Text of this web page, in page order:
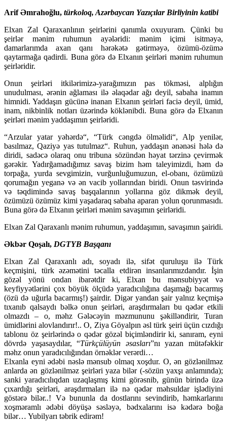
Arif Əmrahoğlu, türkoloq, Azərbaycan Yazıçılar Birliyinin katibi
Elxan Zal Qaraxanlının şeirlərini qanımla oxuyuram. Çünki bu
şeirlər mənim ruhumun ayələridi: mənim içimi isitməyə,
damarlarımda axan qanı hərəkətə gətirməyə, özümü-özümə
qaytarmağa qadirdi. Buna görə də Elxanın şeirləri mənim ruhumun
şeirləridir.
Onun şeirləri itkilərimizə-yarağımızın pas tökməsi, alplığın
unudulması, ərənin ağlaması ilə əlaqədar ağı deyil, sabaha inamın
himnidi. Yaddaşın gücünə inanan Elxanın şeirləri faciə deyil, ümid,
inam, nikbinlik notları üzərində köklənibdi. Buna görə də Elxanın
şeirləri mənim yaddaşımın şeirləridi.
“Arzular yatar yəhərdə“, “Türk cəngdə ölməlidi“, Alp yenilər,
basılmaz, Qaziyə yas tutulmaz“. Ruhun, yaddaşın ənənəsi hələ də
diridi, sadəcə olaraq onu tribuna sözündən həyat tərzinə çevirmək
gərəkir. Yadırğamadığımız savaş bizim həm taleyimizdi, həm də
torpağa, yurda sevgimizin, vurğunluğumuzun, el-obanı, özümüzü
qorumağın yeganə və ən vacib yollarından biridi. Onun təsvirində
və təqdimində savaş başqalarının yollarına göz dikmək deyil,
özümüzü özümüz kimi yaşadaraq sabaha aparan yolun qorunmasıdı.
Buna görə də Elxanın şeirləri mənim savaşımın şeirləridi.
Elxan Zal Qaraxanlı mənim ruhumun, yaddaşımın, savaşımın şairidi.
Əkbər Qoşalı, DGTYB Başqanı
Elxan Zal Qaraxanlı adı, soyadı ilə, sifət quruluşu ilə Türk
keçmişini, türk əzəmətini təcalla etdirən insanlarımızdandır. İşin
gözəl yönü ondan ibarətdir ki, Elxan bu mənsubiyyət və
keyfiyyətlərini çox böyük ölçüdə yaradıcılığına daşımağı bacarmış
(özü də uğurla bacarmış!) şairdir. Digər yandan şair yalnız keçmişə
tıxanıb qalsaydı bəlkə onun şeirləri, araşdırmaları bu qədər etkili
olmazdı – o, məhz Gələcəyin məzmununu şəkilləndirir, Turan
ümidlərini alovlandırır!.. O, Ziya Göyalpın əsl türk şeiri üçün cızdığı
tablonu öz şeirlərində o qədər gözəl biçimləndirir ki, sanıram, eyni
dövrdə yaşasaydılar, “Türkçülüyün əsasları”nı yazan mütəfəkkir
məhz onun yaradıcılığından örnəklər verərdi…
Elxanla eyni ədəbi nəslə mənsub olmaq xoşdur. O, ən gözlənilməz
anlarda ən gözlənilməz şeirləri yaza bilər (-sözün yaxşı anlamında);
sanki yaradıcılıqdan uzaqlaşmış kimi görəsnib, günün birində üzə
çıxardığı şeirləri, araşdırmaları ilə nə qədər məhsuldar işlədiyini
göstərə bilər..! Və bununla da dostlarını sevindirib, həmkarlarını
xoşməramlı ədəbi döyüşə səsləyə, bədxalarını isə kədərə boğa
bilər… Yubilyarı təbrik edirəm!